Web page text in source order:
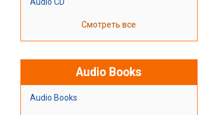
Смотреть все
Audio Books
Audio Books